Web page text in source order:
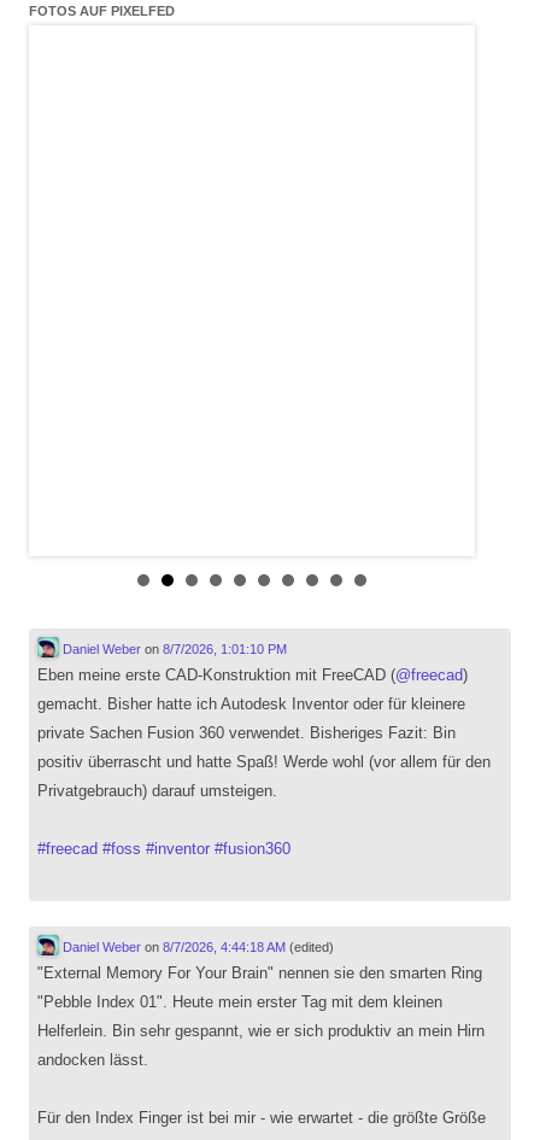
FOTOS AUF PIXELFED
Daniel Weberon 8/7/2026, 1:01:10 PM
Eben meine erste CAD-Konstruktion mit FreeCAD (@freecad)
gemacht. Bisher hatte ich Autodesk Inventor oder für kleinere
private Sachen Fusion 360 verwendet. Bisheriges Fazit: Bin
positiv überrascht und hatte Spaß! Werde wohl (vor allem für den
Privatgebrauch) darauf umsteigen.
#freecad #foss #inventor #fusion360
Daniel Weberon 8/7/2026, 4:44:18 AM (edited)
"External Memory For Your Brain" nennen sie den smarten Ring
"Pebble Index 01". Heute mein erster Tag mit dem kleinen
Helferlein. Bin sehr gespannt, wie er sich produktiv an mein Hirn
andocken lässt.
Für den Index Finger ist bei mir - wie erwartet - die größte Größe